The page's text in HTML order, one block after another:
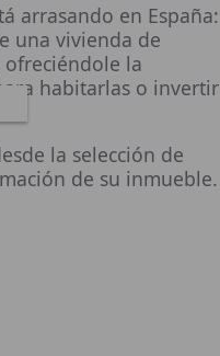
arrasando en España:
una vivienda de
la
habitarlas o invertir
la selección de
de su inmueble.